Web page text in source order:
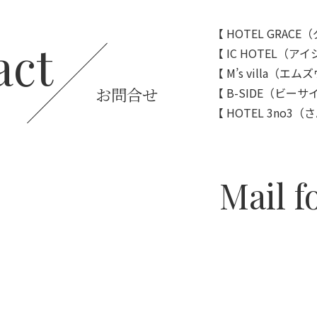
お問合せ
【 HOTEL GRACE
【 IC HOTEL（ア
【 M’s villa（エム
【 B-SIDE（ビーサ
【 HOTEL 3no3（
Mail